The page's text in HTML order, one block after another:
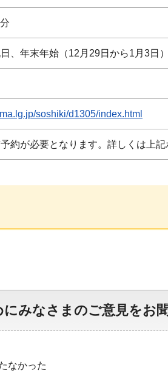
、年末年始（12月29日から1月3日）
soshiki/d1305/index.html
約が必要となります。詳しくは上記
みなさまのご意見をお
なかった